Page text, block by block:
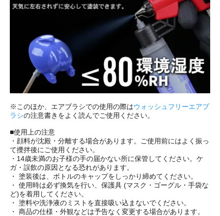
※このほか、エアブラシでの使用の際はウォッシュフリーエアブ
ラシの注意書きをよく読んでご使用ください。
■使用上の注意
・顔料が沈殿・分離する場合があります。ご使用前にはよく振っ
て攪拌後にご使用ください。
・14歳未満のお子様の手の届かない所に保管してください。ケ
ガ・誤飲の原因となる恐れがあります。
・ 塗装後は、ボトルのキャップをしっかり締めてください。
・ 使用時は必ず換気を行い、保護具 (マスク・ゴーグル・手袋な
ど)を着用してください。
・ 塗料や洗浄液のミストを直接吸い込まないでください。
・ 商品の仕様・外観などは予告なく変更する場合があります。